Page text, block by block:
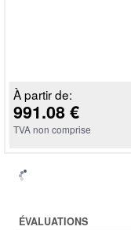
À partir de:
991.08 €
TVA non comprise
ÉVALUATIONS